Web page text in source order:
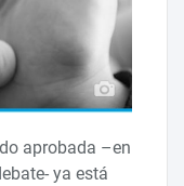
aprobada –en
ya está